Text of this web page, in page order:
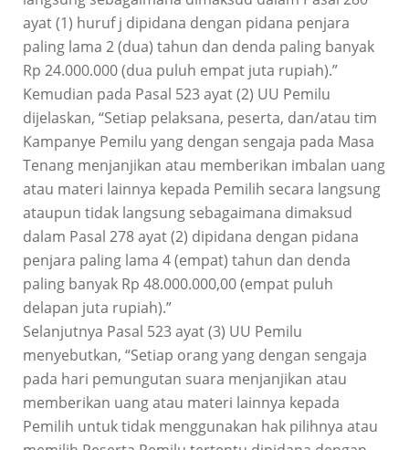
ayat (1) huruf j dipidana dengan pidana penjara
paling lama 2 (dua) tahun dan denda paling banyak
Rp 24.000.000 (dua puluh empat juta rupiah).”
Kemudian pada Pasal 523 ayat (2) UU Pemilu
dijelaskan, “Setiap pelaksana, peserta, dan/atau tim
Kampanye Pemilu yang dengan sengaja pada Masa
Tenang menjanjikan atau memberikan imbalan uang
atau materi lainnya kepada Pemilih secara langsung
ataupun tidak langsung sebagaimana dimaksud
dalam Pasal 278 ayat (2) dipidana dengan pidana
penjara paling lama 4 (empat) tahun dan denda
paling banyak Rp 48.000.000,00 (empat puluh
delapan juta rupiah).”
Selanjutnya Pasal 523 ayat (3) UU Pemilu
menyebutkan, “Setiap orang yang dengan sengaja
pada hari pemungutan suara menjanjikan atau
memberikan uang atau materi lainnya kepada
Pemilih untuk tidak menggunakan hak pilihnya atau